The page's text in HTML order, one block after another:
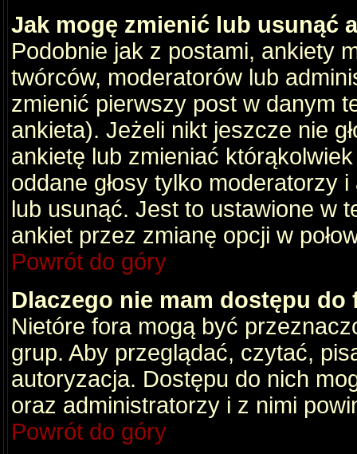
Jak mogę zmienić lub usunąć
Podobnie jak z postami, ankiety
twórców, moderatorów lub
zmienić pierwszy post w danym
ankieta). Jeżeli nikt jeszcze nie
ankietę lub zmieniać
oddane głosy tylko moderatorzy
lub usunąć. Jest to ustawione w
ankiet przez zmianę opcji w
Powrót do góry
Dlaczego nie mam dostępu do
Nietóre fora mogą być
grup. Aby przeglądać, czytać,
autoryzacja. Dostępu do nich
oraz administratorzy i z nimi
Powrót do góry